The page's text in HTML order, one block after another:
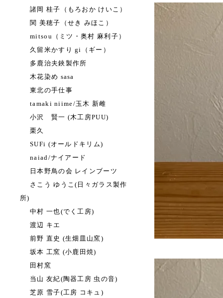
諸岡 桂子（もろおか けいこ）
関 美穂子（せき みほこ）
mitsou（ミツ・奥村 麻利子）
久留米かすり gi（ギー）
多鹿治夫鋏製作所
木花染め sasa
東北の手仕事
tamaki niime/玉木 新雌
小沢 賢一 (木工房PUU)
栗久
SUFi (オールドキリム)
naiad/ナイアード
日本野鳥の会 レインブーツ
さこう ゆうこ(日々ガラス製作
所)
中村 一也(でく工房)
渡辺 キエ
前野 直史 (生畑皿山窯)
坂本 工窯 (小鹿田焼)
田村窯
当山 友紀(陶器工房 虫の音)
芝原 雪子(工房 コキュ)